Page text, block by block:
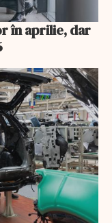
în aprilie, dar